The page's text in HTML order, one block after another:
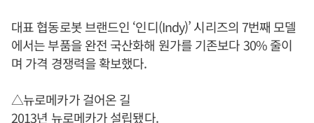
대표 협동로봇 브랜드인 ‘인디(Indy)’ 시리즈의 7번째 모델
에서는 부품을 완전 국산화해 원가를 기존보다 30% 줄이
며 가격 경쟁력을 확보했다.
△뉴로메카가 걸어온 길
2013년 뉴로메카가 설립됐다.